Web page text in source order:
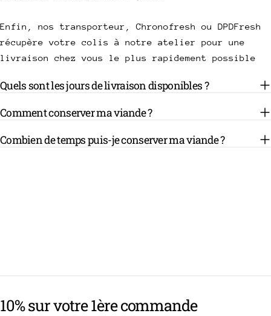
Enfin, nos transporteur, Chronofresh ou DPDFresh
récupère votre colis à notre atelier pour une
livraison chez vous le plus rapidement possible
Quels sont les jours de livraison disponibles ?
Comment conserver ma viande ?
Combien de temps puis-je conserver ma viande ?
10% sur votre 1ère commande